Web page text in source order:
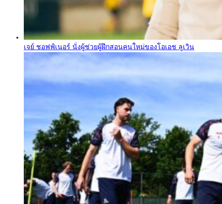
เจย์ ชอฟฟ์เนอร์ นั่งผู้ช่วยผู้ฝึกสอนคนใหม่ของโอเอช ลูเวิน